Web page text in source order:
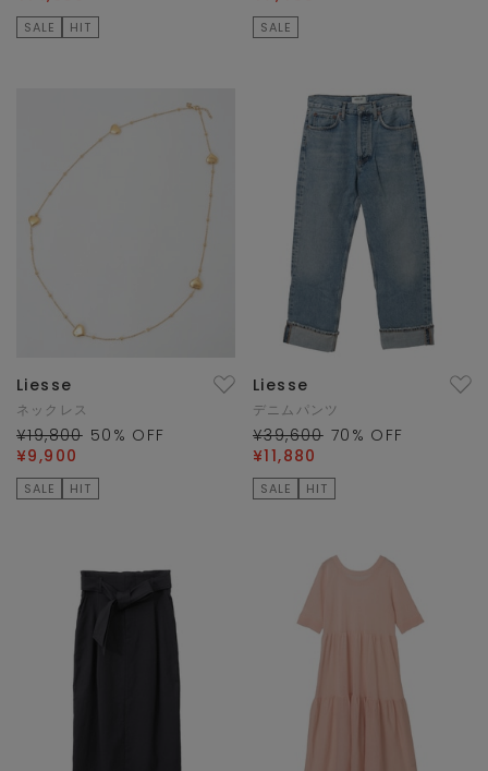
SALE HIT SALE
Liesse
ネックレス
¥19,800 50 % OFF
¥9,900
SALE HIT
Liesse
デニムパンツ
¥39,600 70 % OFF
¥11,880
SALE HIT